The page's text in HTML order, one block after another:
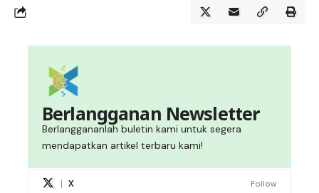
Berlangganan Newsletter
Berlanggananlah buletin kami untuk segera
mendapatkan artikel terbaru kami!
X Follow